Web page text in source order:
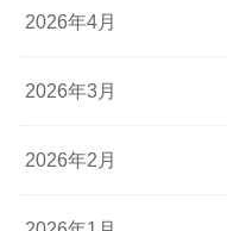
2026年4月
2026年3月
2026年2月